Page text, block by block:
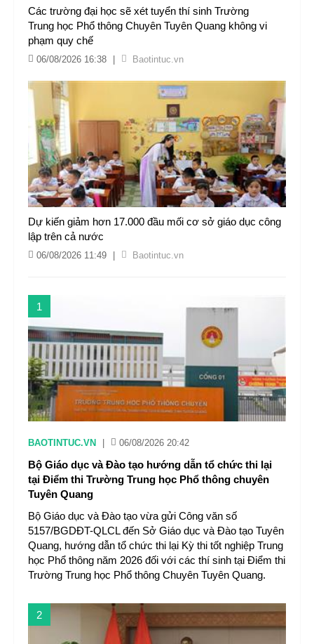
Các trường đại học sẽ xét tuyển thí sinh Trường
Trung học Phổ thông Chuyên Tuyên Quang không vi
phạm quy chế
06/08/2026 16:38 Baotintuc.vn
Dự kiến giảm hơn 17.000 đầu mối cơ sở giáo dục công
lập trên cả nước
06/08/2026 11:49 Baotintuc.vn
1
BAOTINTUC.VN 06/08/2026 20:42
Bộ Giáo dục và Đào tạo hướng dẫn tổ chức thi lại
tại Điểm thi Trường Trung học Phổ thông chuyên
Tuyên Quang
Bộ Giáo dục và Đào tạo vừa gửi Công văn số
5157/BGDĐT-QLCL đến Sở Giáo dục và Đào tạo Tuyên
Quang, hướng dẫn tổ chức thi lại Kỳ thi tốt nghiệp Trung
học Phổ thông năm 2026 đối với các thí sinh tại Điểm thi
Trường Trung học Phổ thông Chuyên Tuyên Quang.
2